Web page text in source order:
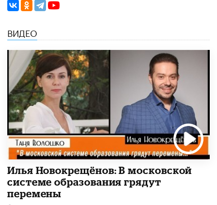
ВИДЕО
Илья Новокрещёнов: В московской
системе образования грядут
перемены